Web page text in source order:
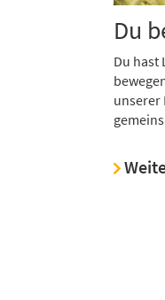
Du
Du hast
unserer